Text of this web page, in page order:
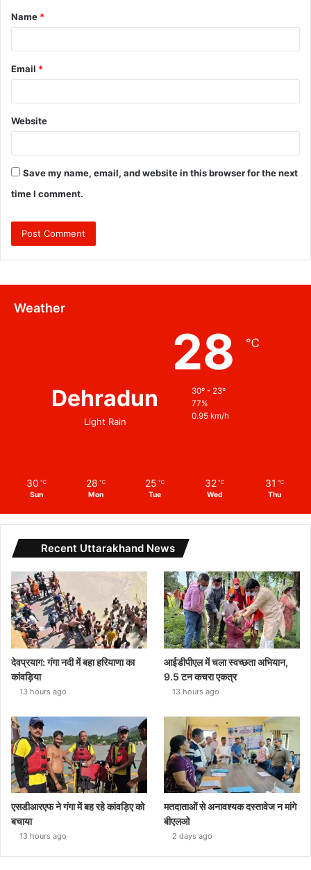
*
Name *
Email *
Website
Save my name, email, and website in this browser for the next
time I comment.
Weather
Dehradun
Light Rain
28 ℃
30º - 23º
77%
0.95 km/h
30 ℃
Sun
28 ℃
Mon
25 ℃
Tue
32 ℃
Wed
31 ℃
Thu
Recent Uttarakhand News
देवप्रयाग: गंगा नदी में बहा हरियाणा का
कांवड़िया
13 hours ago
आईडीपीएल में चला स्वच्छता अभियान,
9.5 टन कचरा एकत्र
13 hours ago
एसडीआरएफ ने गंगा में बह रहे कांवड़िए को
बचाया
13 hours ago
मतदाताओं से अनावश्यक दस्तावेज न मांगे
बीएलओ
2 days ago